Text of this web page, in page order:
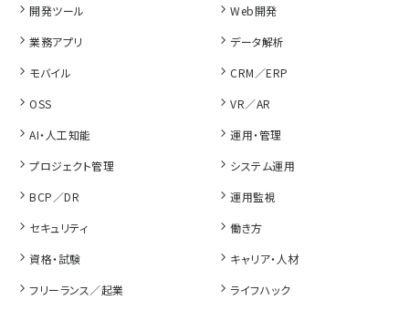
開発ツール
Web開発
業務アプリ
データ解析
モバイル
CRM／ERP
OSS
VR／AR
AI・人工知能
運用・管理
プロジェクト管理
システム運用
BCP／DR
運用監視
セキュリティ
働き方
資格・試験
キャリア・人材
フリーランス／起業
ライフハック